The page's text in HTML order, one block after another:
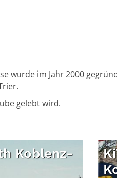
wurde im Jahr 2000
gelebt wird.
Koblenz-